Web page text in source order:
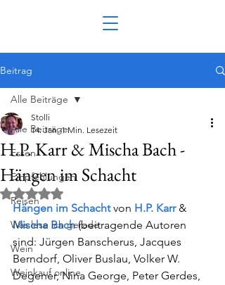
Beitrag
Alle Beiträge
Essen
Empfehlungen
Reisen
Was lese ich gerade
Wein
Weinkauf online
Alle Beiträge
H.P. Karr & Mischa Bach -
Hängen im Schacht
Stolli
14. Jan. 1 Min. Lesezeit
Mit NaN von 5 Sternen bewertet.
Hängen im Schacht von H.P. Karr &
Mischa Bach (beitragende Autoren
sind: Jürgen Banscherus, Jacques
Berndorf, Oliver Buslau, Volker W.
Degener, Nina George, Peter Gerdes,